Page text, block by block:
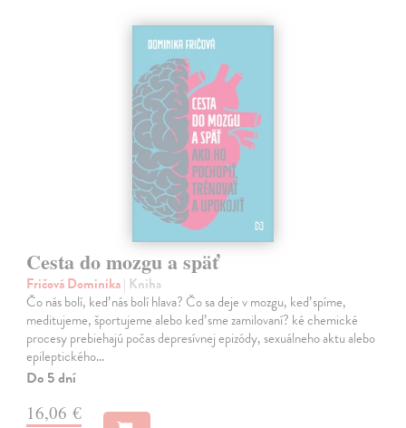
Cesta do mozgu a späť
Fričová Dominika| Kniha
Čo nás bolí, keď nás bolí hlava? Čo sa deje v mozgu, keď spíme,
meditujeme, športujeme alebo keď sme zamilovaní? ké chemické
procesy prebiehajú počas depresívnej epizódy, sexuálneho aktu alebo
epileptického…
Do 5 dní
16,06 €